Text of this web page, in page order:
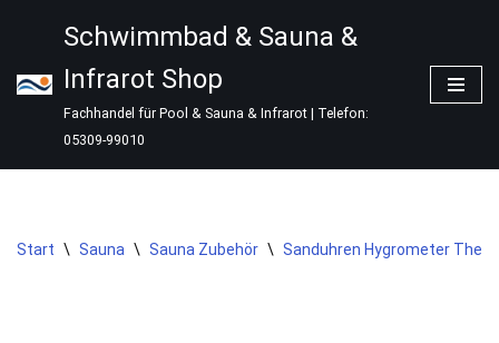
Inhalt
springen
Schwimmbad & Sauna &
Infrarot Shop
Fachhandel für Pool & Sauna & Infrarot | Telefon:
05309-99010
Start \ Sauna \ Sauna Zubehör \ Sanduhren Hygrometer